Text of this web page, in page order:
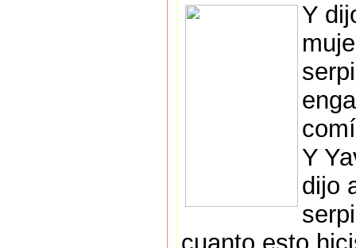
Y
Y
dijo